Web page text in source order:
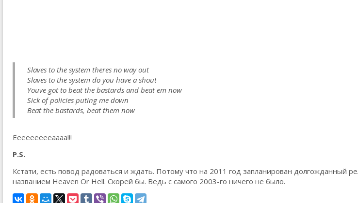
Slaves to the system theres no way out
Slaves to the system do you have a shout
Youve got to beat the bastards and beat em now
Sick of policies puting me down
Beat the bastards, beat them now
Еееееееееаааа!!!
P.S.
Кстати, есть повод радоваться и ждать. Потому что на 2011 год запланирован долгожданный
названием Heaven Or Hell. Скорей бы. Ведь с самого 2003-го ничего не было.